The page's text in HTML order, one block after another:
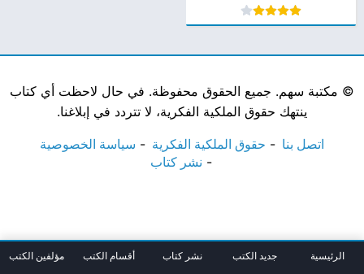
© مكتبة سهم. جميع الحقوق محفوظة. في حال لاحظت أي كتاب
ينتهك حقوق الملكية الفكرية، لا تتردد في إبلاغنا.
اتصل بنا حقوق الملكية الفكرية
سياسة الخصوصية
نشر كتاب
الرئيسية جديد الكتب نشر كتاب أقسام الكتب مؤلفين الكتب